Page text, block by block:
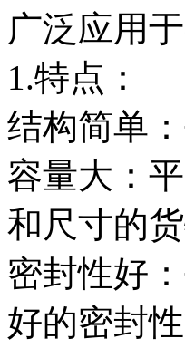
广泛应用
1.特点：
结构简单
容量大：
和尺寸的货
密封性好
好的密封